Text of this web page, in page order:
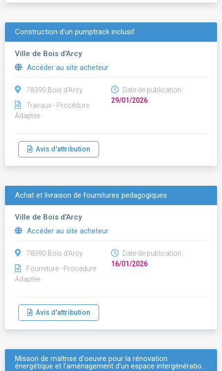
Construction d'un pumptrack inclusif
Ville de Bois d'Arcy
Accéder au site acheteur
78390 Bois d'Arcy
Travaux - Procédure
Adaptée
Date de publication :
29/01/2026
Avis d'attribution
Achat et livraison de fournitures pedagogiques
Ville de Bois d'Arcy
Accéder au site acheteur
78390 Bois d'Arcy
Fourniture - Procédure
Adaptée
Date de publication :
16/01/2026
Avis d'attribution
Misson de maîtrise d'oeuvre pour la rénovation
énergétique et l'aménagement d'un espace intergénératio…